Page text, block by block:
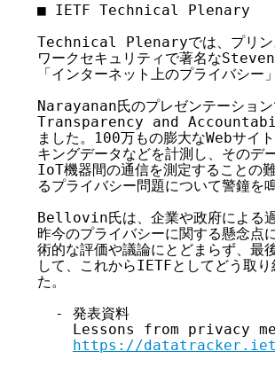
■ IETF Technical Plenary
Technical Plenaryでは、プリン
ワークセキュリティで著名な
「インターネット上のプライバシ
Narayanan氏のプレゼンテーショ
Transparency and
ました。100万もの膨大なWebサイ
キングデータなどを計測し、そのデ
IoT機器間の通信を測定することの
るプライバシー問題について警鐘を
Bellovin氏は、企業や政府による
昨今のプライバシーに関する懸念点
術的な評価や議論にとどまらず、最
して、これからIETFとしてどう取
た。
  - 発表資料
Lessons from privacy
https://